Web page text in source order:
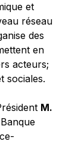
et
réseau
des
en
acteurs;
sociales.
M.